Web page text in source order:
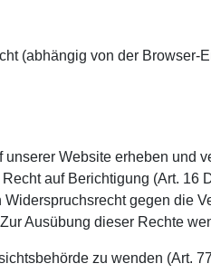
(abhängig von der Browser-
Website erheben
auf Berichtigung (Art.
gegen die
Ausübung dieser Rechte
zu wenden (Art.